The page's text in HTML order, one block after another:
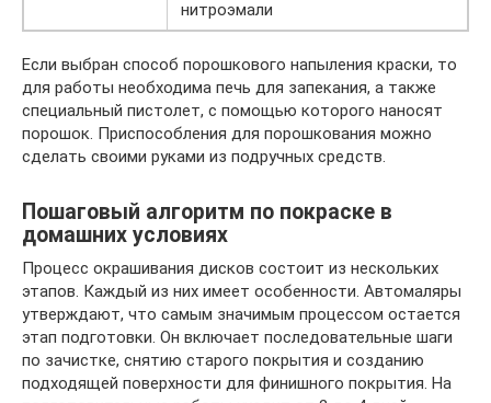
нитроэмали
Если выбран способ порошкового напыления краски, то
для работы необходима печь для запекания, а также
специальный пистолет, с помощью которого наносят
порошок. Приспособления для порошкования можно
сделать своими руками из подручных средств.
Пошаговый алгоритм по покраске в
домашних условиях
Процесс окрашивания дисков состоит из нескольких
этапов. Каждый из них имеет особенности. Автомаляры
утверждают, что самым значимым процессом остается
этап подготовки. Он включает последовательные шаги
по зачистке, снятию старого покрытия и созданию
подходящей поверхности для финишного покрытия. На